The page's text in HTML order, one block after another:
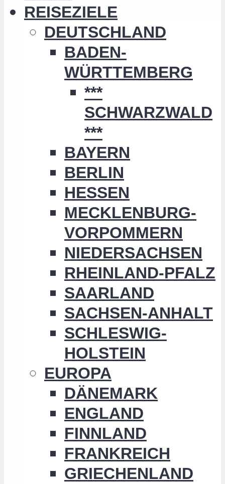
REISEZIELE
DEUTSCHLAND
BADEN-
WÜRTTEMBERG
***
SCHWARZWALD
***
BAYERN
BERLIN
HESSEN
MECKLENBURG-
VORPOMMERN
NIEDERSACHSEN
RHEINLAND-PFALZ
SAARLAND
SACHSEN-ANHALT
SCHLESWIG-
HOLSTEIN
EUROPA
DÄNEMARK
ENGLAND
FINNLAND
FRANKREICH
GRIECHENLAND